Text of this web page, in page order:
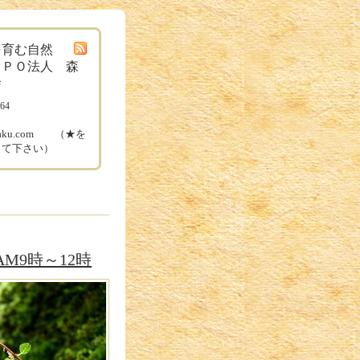
む自然
ＰＯ法人 森
（★を
下さい）
時～12時